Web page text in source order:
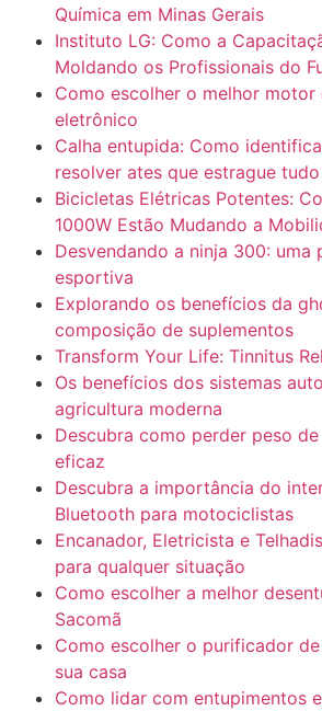
Química em Minas Gerais
Instituto LG: Como a
Moldando os Profissionais do
Como escolher o melhor
eletrônico
Calha entupida: Como
resolver ates que estrague tudo
Bicicletas Elétricas Potentes:
1000W Estão Mudando a
Desvendando a ninja 300: uma
esportiva
Explorando os benefícios da
composição de suplementos
Transform Your Life: Tinnitus
Os benefícios dos sistemas
agricultura moderna
Descubra como perder peso
eficaz
Descubra a importância do
Bluetooth para motociclistas
Encanador, Eletricista e
para qualquer situação
Como escolher a melhor
Sacomã
Como escolher o purificador
sua casa
Como lidar com entupimentos